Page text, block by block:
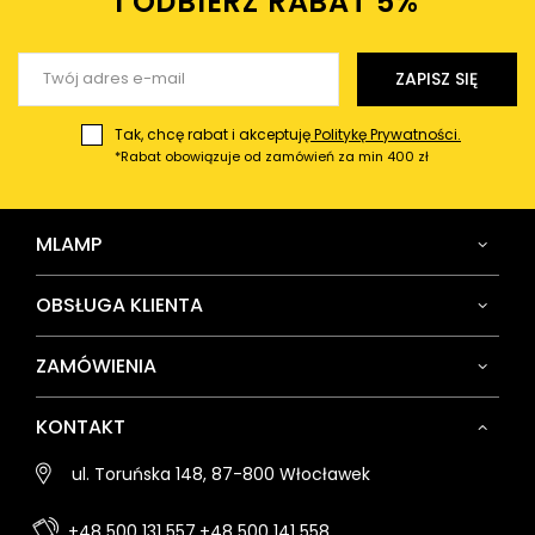
ZAPISZ SIĘ
Tak, chcę rabat i akceptujęPolitykę Prywatności.
*Rabat obowiązuje od zamówień za min 400 zł
MLAMP
OBSŁUGA KLIENTA
ZAMÓWIENIA
KONTAKT
ul. Toruńska 148, 87-800 Włocławek